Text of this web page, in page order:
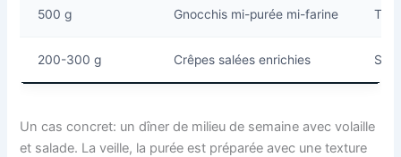
500 g Gnocchis mi-purée mi-farine
200-300 g Crêpes salées enrichies
Un cas concret: un dîner de milieu de semaine avec volaille
et salade. La veille, la purée est préparée avec une texture